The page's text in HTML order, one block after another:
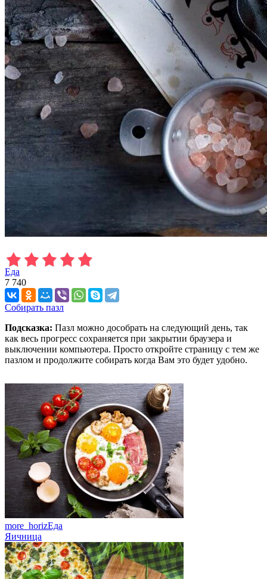
Еда
7 740
Собирать пазл
Подсказка: Пазл можно дособрать на следующий день, так
как весь прогресс сохраняется при закрытии браузера и
выключении компьютера. Просто откройте страницу с тем же
пазлом и продолжите собирать когда Вам это будет удобно.
more_horizЕда
Яичница